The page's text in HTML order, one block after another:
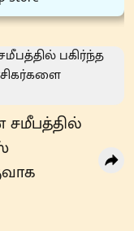
சமீபத்தில்